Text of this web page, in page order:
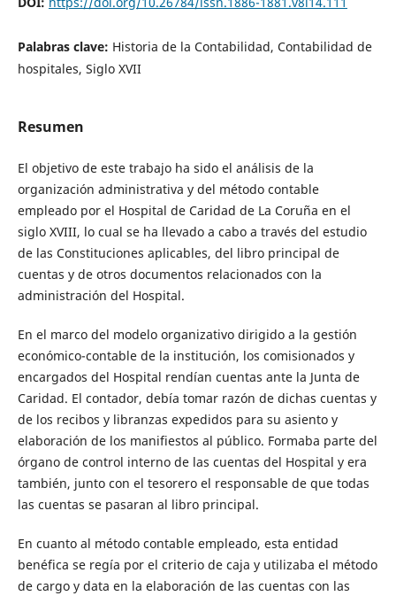
Palabras clave: Historia de la Contabilidad, Contabilidad de
hospitales, Siglo XVII
Resumen
El objetivo de este trabajo ha sido el análisis de la
organización administrativa y del método contable
empleado por el Hospital de Caridad de La Coruña en el
siglo XVIII, lo cual se ha llevado a cabo a través del estudio
de las Constituciones aplicables, del libro principal de
cuentas y de otros documentos relacionados con la
administración del Hospital.
En el marco del modelo organizativo dirigido a la gestión
económico-contable de la institución, los comisionados y
encargados del Hospital rendían cuentas ante la Junta de
Caridad. El contador, debía tomar razón de dichas cuentas y
de los recibos y libranzas expedidos para su asiento y
elaboración de los manifiestos al público. Formaba parte del
órgano de control interno de las cuentas del Hospital y era
también, junto con el tesorero el responsable de que todas
las cuentas se pasaran al libro principal.
En cuanto al método contable empleado, esta entidad
benéfica se regía por el criterio de caja y utilizaba el método
de cargo y data en la elaboración de las cuentas con las